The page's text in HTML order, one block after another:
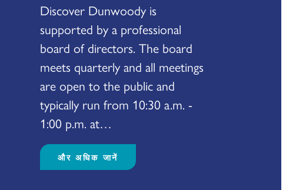
Discover Dunwoody is
supported by a professional
board of directors. The board
meets quarterly and all meetings
are open to the public and
typically run from 10:30 a.m. -
1:00 p.m. at…
और अधिक जानें